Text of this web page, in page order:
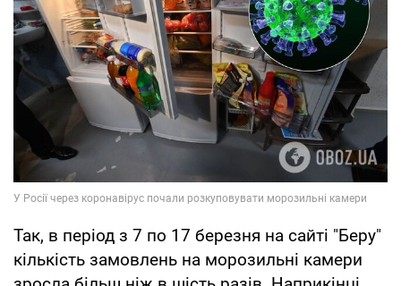
Так, в період з 7 по 17 березня на сайті "Беру"
кількість замовлень на морозильні камери